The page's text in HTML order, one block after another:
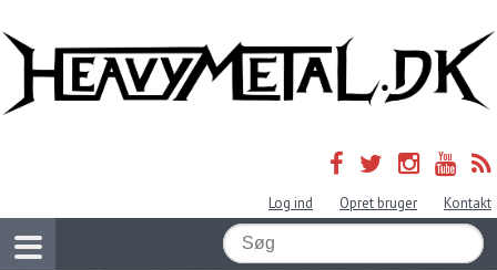
Log ind Opret bruger Kontakt